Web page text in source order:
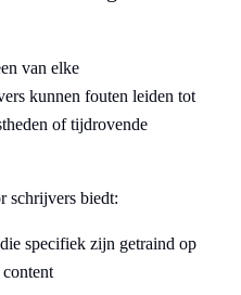
van elke
kunnen fouten leiden tot
of tijdrovende
schrijvers biedt:
specifiek zijn getraind op